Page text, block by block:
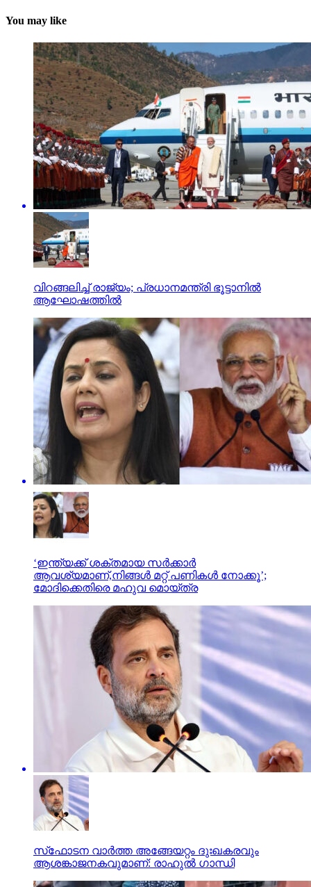
You may like
വിറങ്ങലിച്ച് രാജ്യം; പ്രധാനമന്ത്രി ഭൂട്ടാനില്‍
ആഘോഷത്തില്‍
‘ഇന്ത്യക്ക് ശക്തമായ സർക്കാർ
ആവശ്യമാണ്,നിങ്ങൾ മറ്റ് പണികൾ നോക്കൂ’;
മോദിക്കെതിരെ മഹുവ മൊയ്ത്ര
സ്‌ഫോടന വാര്‍ത്ത അങ്ങേയറ്റം ദുഃഖകരവും
ആശങ്കാജനകവുമാണ്: രാഹുല്‍ ഗാന്ധി